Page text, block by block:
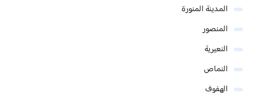
المدينة المنورة
المنصور
النعيرية
النماص
الهفوف